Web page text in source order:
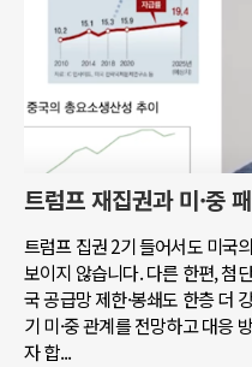
트럼프 재집권과 미·중
트럼프 집권 2기 들어서도 미국
보이지 않습니다. 다른 한편, 첨
국 공급망 제한·봉쇄도 한층 더
기 미·중 관계를 전망하고 대응
자 합...